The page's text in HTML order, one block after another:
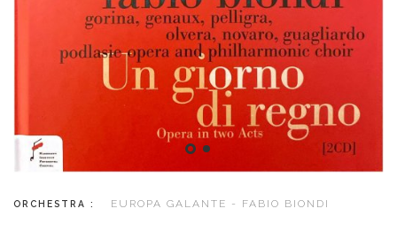
ORCHESTRA : EUROPA GALANTE - FABIO BIONDI